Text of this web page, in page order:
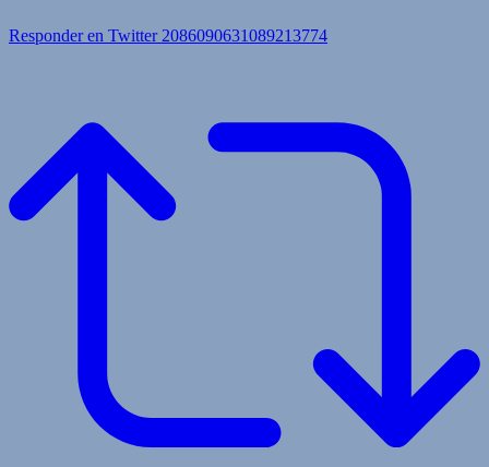
Responder en Twitter 2086090631089213774